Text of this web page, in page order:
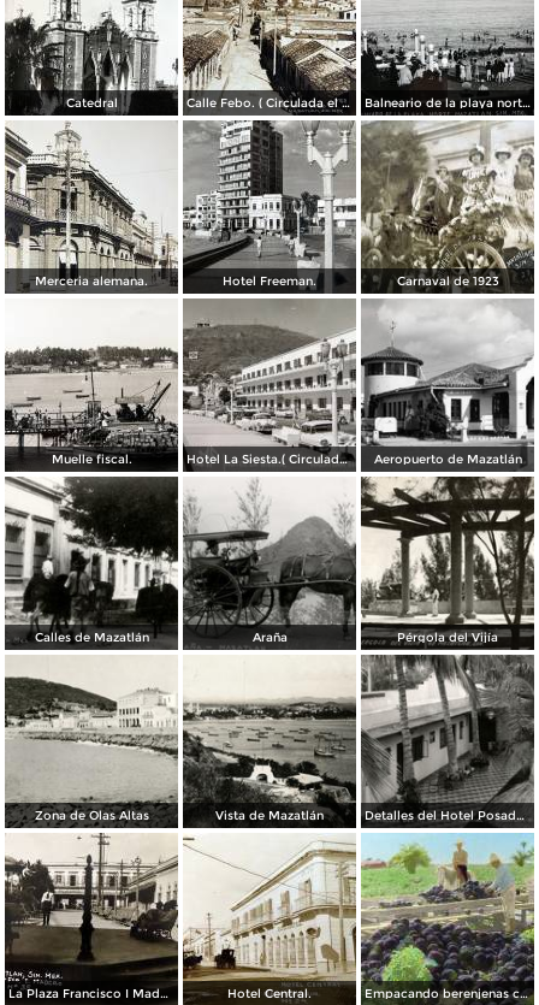
Catedral Calle Febo. ( Circulada el 22 de Septiembre de 1934 ). Balneario de la playa norte.
Merceria alemana. Hotel Freeman. Carnaval de 1923
Muelle fiscal. Hotel La Siesta.( Circulada el 30 de Octubre de 1956 ). Aeropuerto de Mazatlán
Calles de Mazatlán Araña Pérgola del Vijía
Zona de Olas Altas Vista de Mazatlán Detalles del Hotel Posada Colonial
La Plaza Francisco I Madero. Hotel Central. Empacando berenjenas cerca de Mazatlan 1928